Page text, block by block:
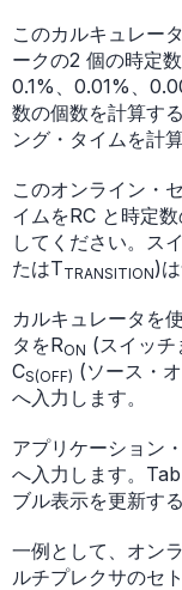
このカルキュレー
ークの2 個の時定
0.1%、0.01%、
数の個数を計算す
ング・タイムを計
このオンライン・
イムをRC と時定
してください。ス
たはTTRANSITION)
カルキュレータを
タをRON (スイッチ
CS(OFF) (ソース・
へ入力します。
アプリケーション
へ入力します。
ブル表示を更新す
一例として、オン
ルチプレクサのセ